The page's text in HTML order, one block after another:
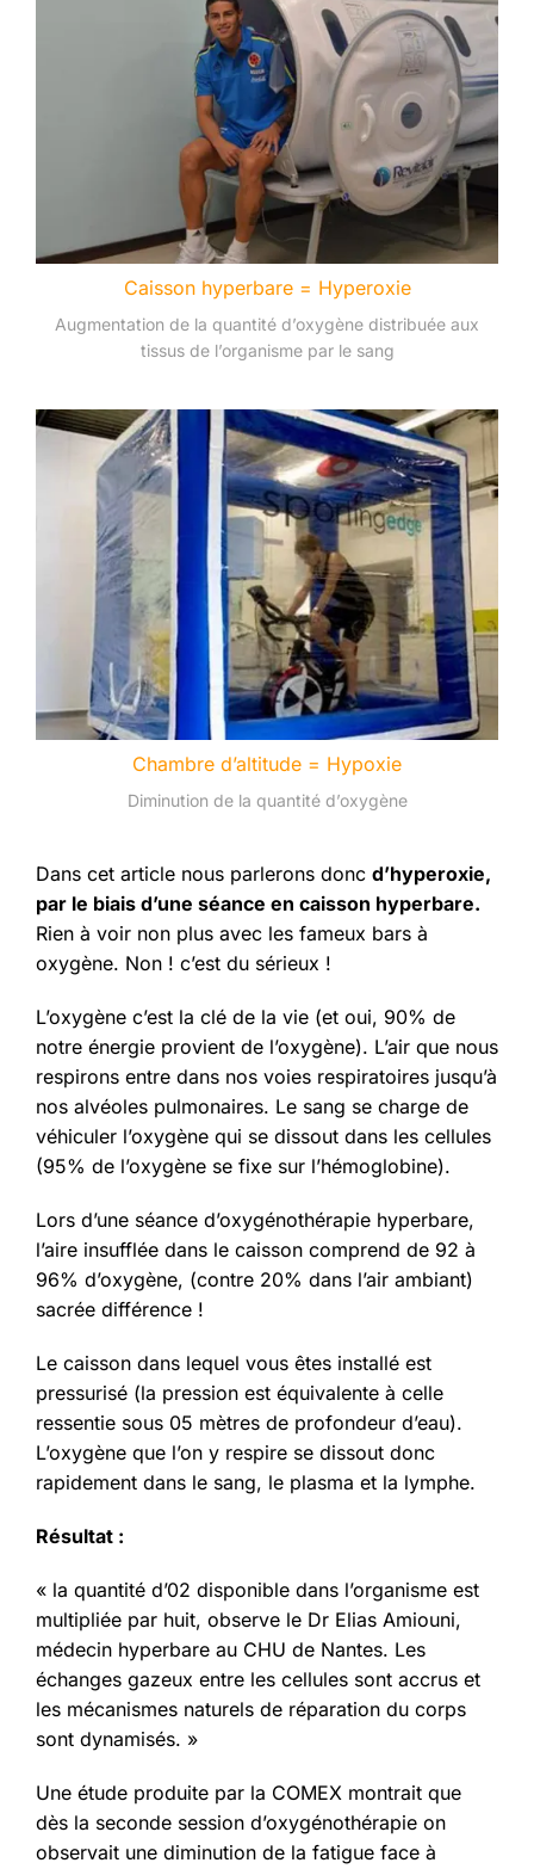
Caisson hyperbare = Hyperoxie
Augmentation de la quantité d’oxygène distribuée aux
tissus de l’organisme par le sang
Chambre d’altitude = Hypoxie
Diminution de la quantité d’oxygène
Dans cet article nous parlerons donc d’hyperoxie,
par le biais d’une séance en caisson hyperbare.
Rien à voir non plus avec les fameux bars à
oxygène. Non ! c’est du sérieux !
L’oxygène c’est la clé de la vie (et oui, 90% de
notre énergie provient de l’oxygène). L’air que nous
respirons entre dans nos voies respiratoires jusqu’à
nos alvéoles pulmonaires. Le sang se charge de
véhiculer l’oxygène qui se dissout dans les cellules
(95% de l’oxygène se fixe sur l’hémoglobine).
Lors d’une séance d’oxygénothérapie hyperbare,
l’aire insufflée dans le caisson comprend de 92 à
96% d’oxygène, (contre 20% dans l’air ambiant)
sacrée différence !
Le caisson dans lequel vous êtes installé est
pressurisé (la pression est équivalente à celle
ressentie sous 05 mètres de profondeur d’eau).
L’oxygène que l’on y respire se dissout donc
rapidement dans le sang, le plasma et la lymphe.
Résultat :
« la quantité d’02 disponible dans l’organisme est
multipliée par huit, observe le Dr Elias Amiouni,
médecin hyperbare au CHU de Nantes. Les
échanges gazeux entre les cellules sont accrus et
les mécanismes naturels de réparation du corps
sont dynamisés. »
Une étude produite par la COMEX montrait que
dès la seconde session d’oxygénothérapie on
observait une diminution de la fatigue face à